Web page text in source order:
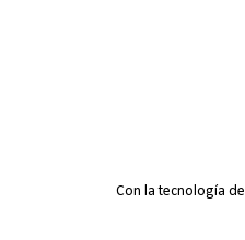
Con la tecnología de